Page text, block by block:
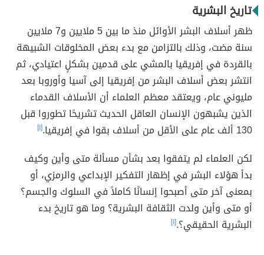
تاريخ البشرية
ظهر أسلاف البشر الأوائل منذ ما بين 5 ملايين و7 ملايين
سنة مضت، وذلك بالتزامن مع بدء بعض المخلوقات الشبيهة
بالقردة في إفريقيا بالمشي على قدمين بشكلٍ اعتيادي، ثم
انتشر بعض أسلاف البشر من إفريقيا إلى آسيا وأوروبا بعد
مليوني عام، ويعتقد معظم العلماء أن الأسلاف القدماء
الذين يشبهون الإنسان العاقل الحديث تشريحًا تطوروا قبل
130 ألف عام على الأقل من أسلاف بقوا في إفريقيا.
[١]
لكن العلماء لم يتفقوا بعد بشأن مسألة متى وأين وكيف
بدأ هؤلاء البشر في إظهار التفكير الإبداعي والرمزي، أو
بمعنى آخر متى أصبحوا إنسانًا كاملاً في السلوك والجسم؟
أو متى وأين ولدت الثقافة البشرية؟ وما هو تاريخ بدء
البشرية الحقيقي؟.[١]